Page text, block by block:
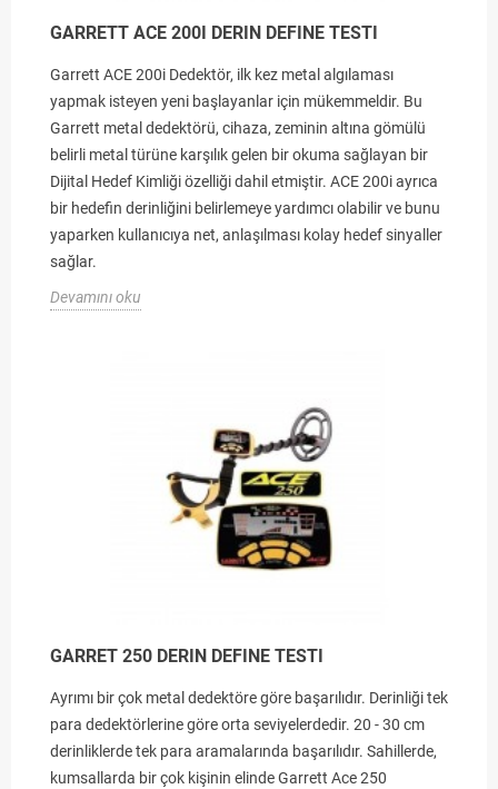
GARRETT ACE 200I DERIN DEFINE TESTI
Garrett ACE 200i Dedektör, ilk kez metal algılaması
yapmak isteyen yeni başlayanlar için mükemmeldir. Bu
Garrett metal dedektörü, cihaza, zeminin altına gömülü
belirli metal türüne karşılık gelen bir okuma sağlayan bir
Dijital Hedef Kimliği özelliği dahil etmiştir. ACE 200i ayrıca
bir hedefin derinliğini belirlemeye yardımcı olabilir ve bunu
yaparken kullanıcıya net, anlaşılması kolay hedef sinyaller
sağlar.
Devamını oku
GARRET 250 DERIN DEFINE TESTI
Ayrımı bir çok metal dedektöre göre başarılıdır. Derinliği tek
para dedektörlerine göre orta seviyelerdedir. 20 - 30 cm
derinliklerde tek para aramalarında başarılıdır. Sahillerde,
kumsallarda bir çok kişinin elinde Garrett Ace 250